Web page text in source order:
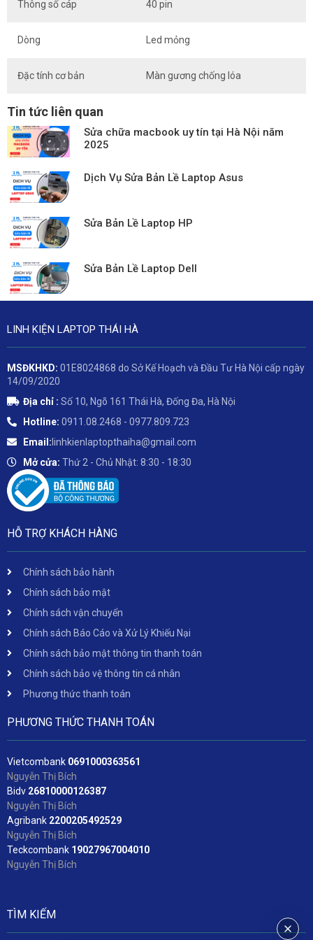
Thông số cáp 40 pin
Dòng Led mỏng
Đặc tính cơ bản Màn gương chống lóa
Tin tức liên quan
Sửa chữa macbook uy tín tại Hà Nội năm
2025
Dịch Vụ Sửa Bản Lề Laptop Asus
Sửa Bản Lề Laptop HP
Sửa Bản Lề Laptop Dell
LINH KIỆN LAPTOP THÁI HÀ
MSĐKHKD: 01E8024868 do Sở Kế Hoạch và Đầu Tư Hà Nội cấp ngày
14/09/2020
Địa chỉ : Số 10, Ngõ 161 Thái Hà, Đống Đa, Hà Nội
Hotline: 0911.08.2468 - 0977.809.723
Email: linhkienlaptopthaiha@gmail.com
Mở cửa: Thứ 2 - Chủ Nhật: 8:30 - 18:30
HỖ TRỢ KHÁCH HÀNG
Chính sách bảo hành
Chính sách bảo mật
Chính sách vận chuyển
Chính sách Báo Cáo và Xử Lý Khiếu Nại
Chính sách bảo mật thông tin thanh toán
Chính sách bảo vệ thông tin cá nhân
Phương thức thanh toán
PHƯƠNG THỨC THANH TOÁN
Vietcombank 0691000363561
Nguyễn Thị Bích
Bidv 26810000126387
Nguyễn Thị Bích
Agribank 2200205492529
Nguyễn Thị Bích
Teckcombank 19027967004010
Nguyễn Thị Bích
TÌM KIẾM